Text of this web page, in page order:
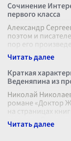
Сочинение
первого класса
Александр
поэтом и
пор его
интересных
Краткая
Веденяпина из
Николай
романе «Доктор
на страницах
повсюду. Он как